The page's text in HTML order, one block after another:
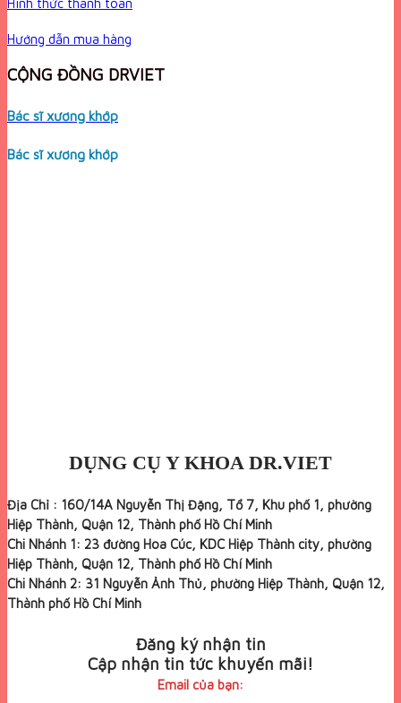
Hướng dẫn mua hàng
CỘNG ĐỒNG DRVIET
Bác sĩ xương khớp
Bác sĩ xương khớp
DỤNG CỤ Y KHOA DR.VIET
Địa Chỉ : 160/14A Nguyễn Thị Đặng, Tổ 7, Khu phố 1, phường
Hiệp Thành, Quận 12, Thành phố Hồ Chí Minh
Chi Nhánh 1: 23 đường Hoa Cúc, KDC Hiệp Thành city, phường
Hiệp Thành, Quận 12, Thành phố Hồ Chí Minh
Chi Nhánh 2: 31 Nguyễn Ảnh Thủ, phường Hiệp Thành, Quận 12,
Thành phố Hồ Chí Minh
Đăng ký nhận tin
Cập nhận tin tức khuyến mãi!
Email của bạn: